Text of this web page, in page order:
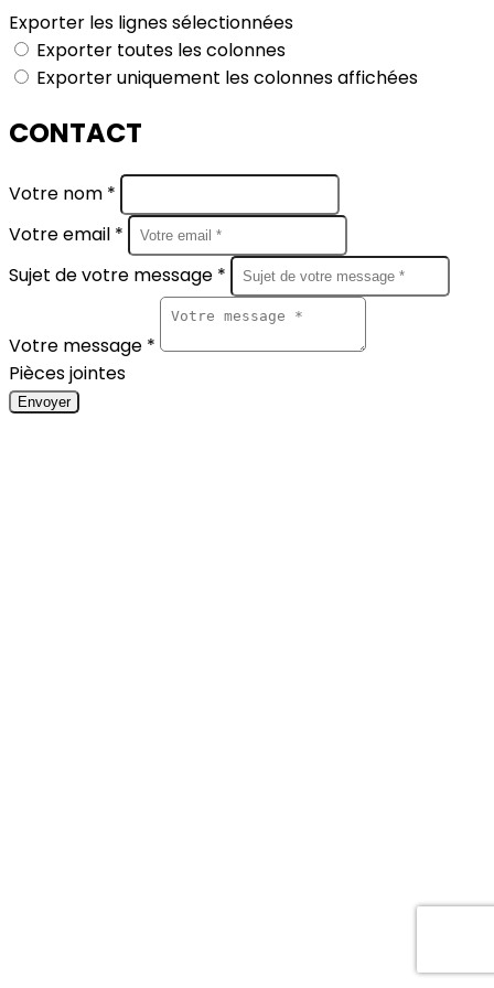
Exporter les lignes sélectionnées
Exporter toutes les colonnes
Exporter uniquement les colonnes affichées
CONTACT
Votre nom *
Votre email *
Sujet de votre message *
Votre message *
Pièces jointes
Envoyer